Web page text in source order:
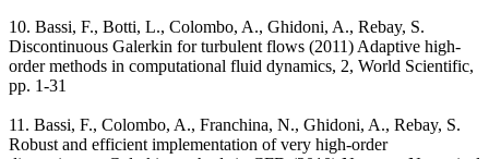
10. Bassi, F., Botti, L., Colombo, A., Ghidoni, A., Rebay, S.
Discontinuous Galerkin for turbulent flows (2011) Adaptive high-
order methods in computational fluid dynamics, 2, World Scientific,
pp. 1-31
11. Bassi, F., Colombo, A., Franchina, N., Ghidoni, A., Rebay, S.
Robust and efficient implementation of very high-order